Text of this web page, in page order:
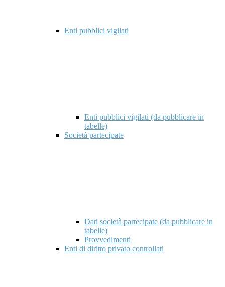
Enti pubblici vigilati
Enti pubblici vigilati (da pubblicare in
tabelle)
Società partecipate
Dati società partecipate (da pubblicare in
tabelle)
Provvedimenti
Enti di diritto privato controllati